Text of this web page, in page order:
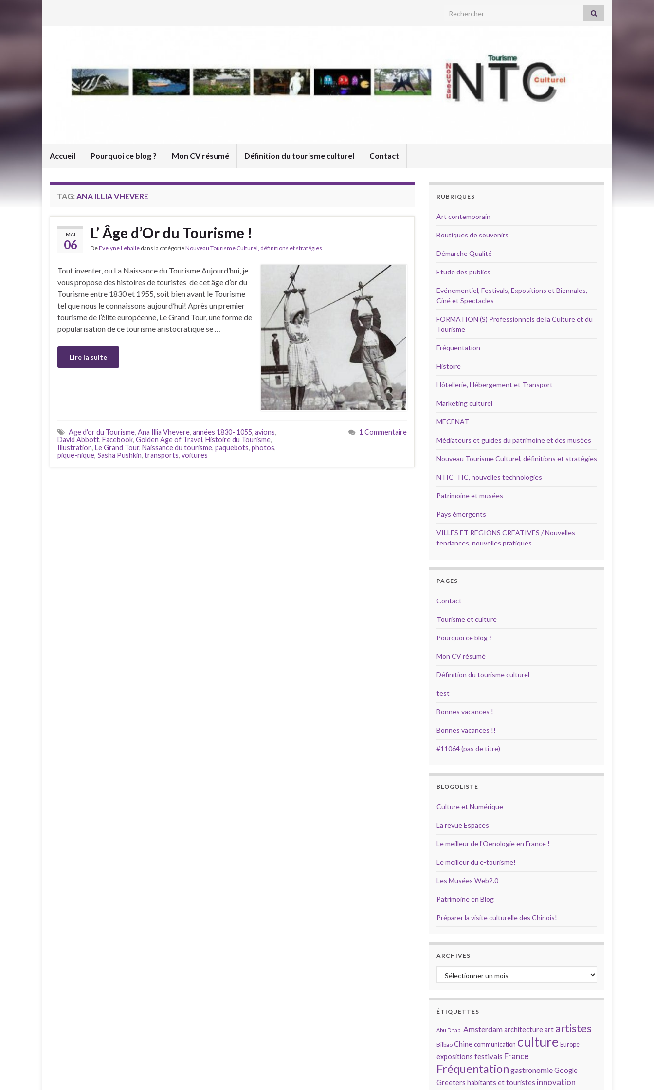
Search for:
Accueil Pourquoi ce blog ? Mon CV résumé Définition du tourisme culturel Contact
TAG: ANA ILLIA VHEVERE
MAI
06
L’ Âge d’Or du Tourisme !
DeEvelyne Lehalle dans la catégorieNouveau Tourisme Culturel, définitions et stratégies
Tout inventer, ou La Naissance du Tourisme Aujourd’hui, je
vous propose des histoires de touristes de cet âge d’or du
Tourisme entre 1830 et 1955, soit bien avant le Tourisme
tel que nous le connaissons aujourd’hui! Après un premier
tourisme de l’élite européenne, Le Grand Tour, une forme de
popularisation de ce tourisme aristocratique se …
Lire la suite
Age d'or du Tourisme, Ana Illia Vhevere, années 1830- 1055, avions,
David Abbott, Facebook, Golden Age of Travel, Histoire du Tourisme,
Illustration, Le Grand Tour, Naissance du tourisme, paquebots, photos,
pique-nique, Sasha Pushkin, transports, voitures
1 Commentaire
RUBRIQUES
Art contemporain
Boutiques de souvenirs
Démarche Qualité
Etude des publics
Evénementiel, Festivals, Expositions et Biennales,
Ciné et Spectacles
FORMATION (S) Professionnels de la Culture et du
Tourisme
Fréquentation
Histoire
Hôtellerie, Hébergement et Transport
Marketing culturel
MECENAT
Médiateurs et guides du patrimoine et des musées
Nouveau Tourisme Culturel, définitions et stratégies
NTIC, TIC, nouvelles technologies
Patrimoine et musées
Pays émergents
VILLES ET REGIONS CREATIVES / Nouvelles
tendances, nouvelles pratiques
PAGES
Contact
Tourisme et culture
Pourquoi ce blog ?
Mon CV résumé
Définition du tourisme culturel
test
Bonnes vacances !
Bonnes vacances !!
#11064 (pas de titre)
BLOGOLISTE
Culture et Numérique
La revue Espaces
Le meilleur de l'Oenologie en France !
Le meilleur du e-tourisme!
Les Musées Web2.0
Patrimoine en Blog
Préparer la visite culturelle des Chinois!
ARCHIVES
Archives
ÉTIQUETTES
Abu Dhabi Amsterdamarchitectureart artistes
Bilbao Chinecommunication culture Europe
expositions festivals France
Fréquentation gastronomieGoogle
Greeters habitants et touristes innovation